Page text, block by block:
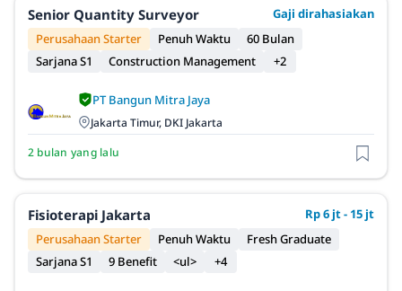
Senior Quantity Surveyor
Gaji dirahasiakan
Perusahaan Starter
Penuh Waktu
60 Bulan
Sarjana S1
Construction Management +2
PT Bangun Mitra Jaya
Jakarta Timur, DKI Jakarta
2 bulan yang lalu
Fisioterapi Jakarta
Rp 6 jt - 15 jt
Perusahaan Starter
Penuh Waktu
Fresh Graduate
Sarjana S1
9 Benefit <ul> +4